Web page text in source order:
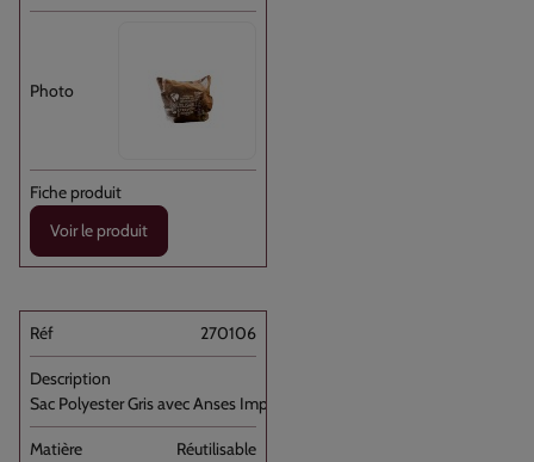
Voir le produit
270106
Sac Polyester Gris avec Anses Imprimé [...]
Réutilisable